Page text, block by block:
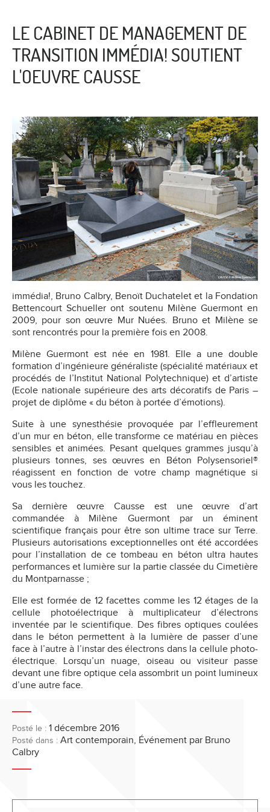
LE CABINET DE MANAGEMENT DE
TRANSITION IMMÉDIA! SOUTIENT
L'OEUVRE CAUSSE
immédia!, Bruno Calbry, Benoït Duchatelet et la Fondation
Bettencourt Schueller ont soutenu Milène Guermont en
2009, pour son œuvre Mur Nuées. Bruno et Milène se
sont rencontrés pour la première fois en 2008.
Milène Guermont est née en 1981. Elle a une double
formation d’ingénieure généraliste (spécialité matériaux et
procédés de l’Institut National Polytechnique) et d’artiste
(Ecole nationale supérieure des arts décoratifs de Paris –
projet de diplôme « du béton à portée d’émotions).
Suite à une synesthésie provoquée par l’effleurement
d’un mur en béton, elle transforme ce matériau en pièces
sensibles et animées. Pesant quelques grammes jusqu’à
plusieurs tonnes, ses œuvres en Béton Polysensoriel®
réagissent en fonction de votre champ magnétique si
vous les touchez.
Sa dernière œuvre Causse est une œuvre d’art
commandée à Milène Guermont par un éminent
scientifique français pour être son ultime trace sur Terre.
Plusieurs autorisations exceptionnelles ont été accordées
pour l’installation de ce tombeau en béton ultra hautes
performances et lumière sur la partie classée du Cimetière
du Montparnasse ;
Elle est formée de 12 facettes comme les 12 étages de la
cellule photoélectrique à multiplicateur d’électrons
inventée par le scientifique. Des fibres optiques coulées
dans le béton permettent à la lumière de passer d’une
face à l’autre à l’instar des électrons dans la cellule photo-
électrique. Lorsqu’un nuage, oiseau ou visiteur passe
devant une fibre optique cela assombrit un point lumineux
d’une autre face.
Posté le : 1 décembre 2016
Posté dans : Art contemporain, Événement par Bruno
Calbry